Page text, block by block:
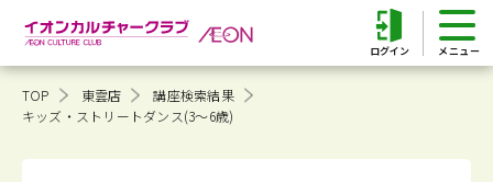
ログイン
TOP 東雲店
講座検索結果
キッズ・ストリートダンス(3～6歳)